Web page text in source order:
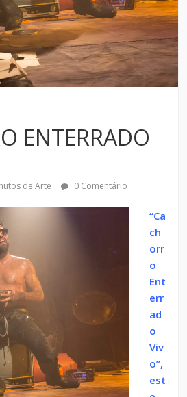
ENTERRADO
de Arte 0 Comentário
“Ca
ch
orr
o
Ent
err
ad
o
Viv
o”,
est